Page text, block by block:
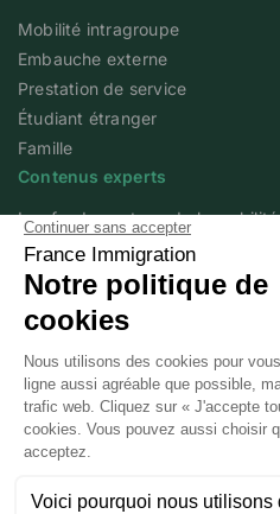
Mobilité intragroupe
Embauche externe
Prestation de service
Étudiant étranger
Famille
Contenus experts
Les fondamentaux de la mobilité
Articles experts
Flash info
Livres blancs
Webinars
Podcast We Love Mobility
A propos
Qui sommes-nous ?
Posted workers